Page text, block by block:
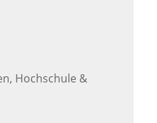
Hochschule &